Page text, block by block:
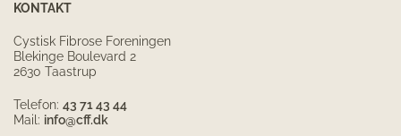
KONTAKT
Cystisk Fibrose Foreningen
Blekinge Boulevard 2
2630 Taastrup
Telefon: 43 71 43 44
Mail: info@cff.dk